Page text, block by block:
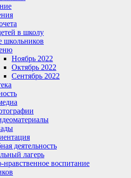
в школу
школьников
Ноябрь 2022
Октябрь 2022
Сентябрь 2022
деятельность
лагерь
нравственное воспитание